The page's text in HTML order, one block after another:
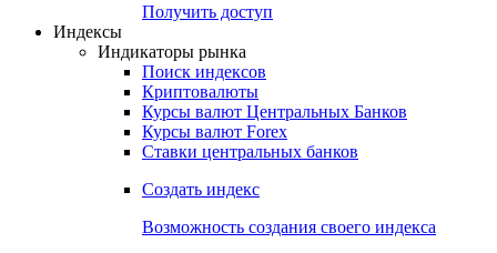
Получить доступ
Индексы
Индикаторы рынка
Поиск индексов
Криптовалюты
Курсы валют Центральных Банков
Курсы валют Forex
Ставки центральных банков
Создать индекс
Возможность создания своего индекса